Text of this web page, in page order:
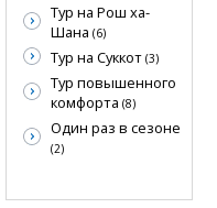
Тур на Рош ха-
Шана (6)
Тур на Суккот (3)
Тур повышенного
комфорта (8)
Один раз в сезоне
(2)